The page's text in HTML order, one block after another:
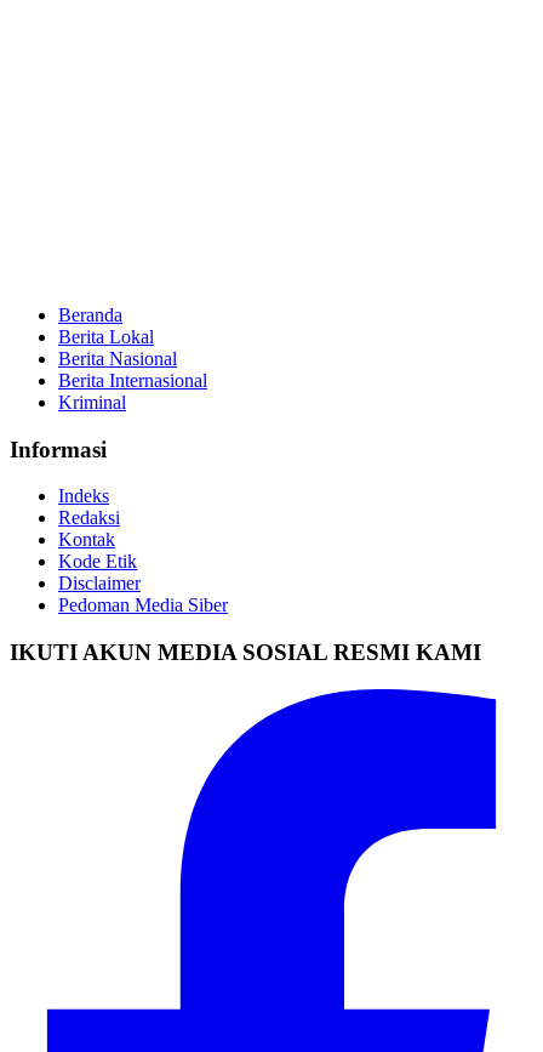
Beranda
Berita Lokal
Berita Nasional
Berita Internasional
Kriminal
Informasi
Indeks
Redaksi
Kontak
Kode Etik
Disclaimer
Pedoman Media Siber
IKUTI AKUN MEDIA SOSIAL RESMI KAMI